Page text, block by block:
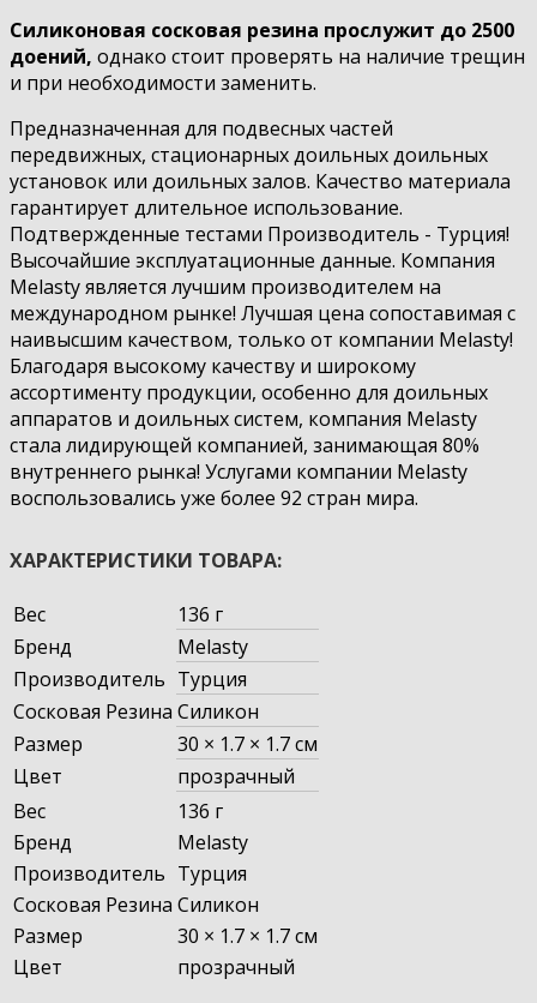
Силиконовая сосковая резина прослужит до 2500
доений, однако стоит проверять на наличие трещин
и при необходимости заменить.
Предназначенная для подвесных частей
передвижных, стационарных доильных доильных
установок или доильных залов. Качество материала
гарантирует длительное использование.
Подтвержденные тестами Производитель - Турция!
Высочайшие эксплуатационные данные. Компания
Melasty является лучшим производителем на
международном рынке! Лучшая цена сопоставимая с
наивысшим качеством, только от компании Melasty!
Благодаря высокому качеству и широкому
ассортименту продукции, особенно для доильных
аппаратов и доильных систем, компания Melasty
стала лидирующей компанией, занимающая 80%
внутреннего рынка! Услугами компании Melasty
воспользовались уже более 92 стран мира.
ХАРАКТЕРИСТИКИ ТОВАРА:
Вес
136 г
Бренд
Melasty
Производитель Турция
Сосковая Резина Силикон
Размер
30 × 1.7 × 1.7 см
Цвет
прозрачный
Вес
136 г
Бренд
Melasty
Производитель Турция
Сосковая Резина Силикон
Размер
30 × 1.7 × 1.7 см
Цвет
прозрачный